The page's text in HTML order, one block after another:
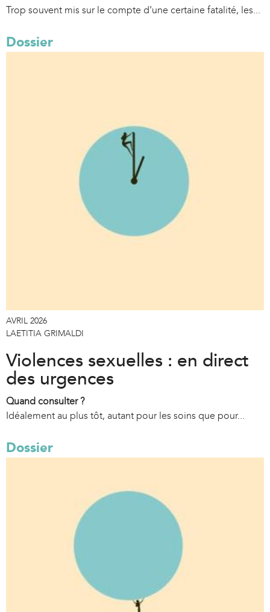
Trop souvent mis sur le compte d’une certaine fatalité, les...
Dossier
AVRIL 2026
LAETITIA GRIMALDI
Violences sexuelles : en direct
des urgences
Quand consulter ?
Idéalement au plus tôt, autant pour les soins que pour...
Dossier